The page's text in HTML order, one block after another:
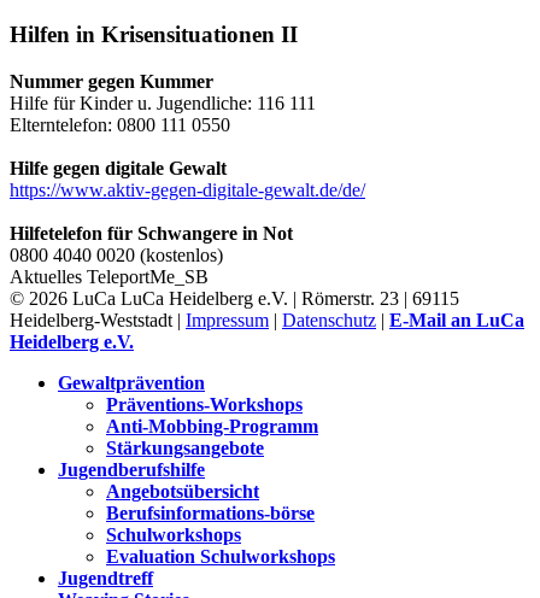
Hilfen in Krisensituationen II
Nummer gegen Kummer
Hilfe für Kinder u. Jugendliche: 116 111
Elterntelefon: 0800 111 0550
Hilfe gegen digitale Gewalt
https://www.aktiv-gegen-digitale-gewalt.de/de/
Hilfetelefon für Schwangere in Not
0800 4040 0020 (kostenlos)
Aktuelles TeleportMe_SB
© 2026 LuCa LuCa Heidelberg e.V. | Römerstr. 23 | 69115
Heidelberg-Weststadt | Impressum | Datenschutz | E-Mail an LuCa
Heidelberg e.V.
Gewaltprävention
Präventions-Workshops
Anti-Mobbing-Programm
Stärkungsangebote
Jugendberufshilfe
Angebotsübersicht
Berufsinformations-börse
Schulworkshops
Evaluation Schulworkshops
Jugendtreff